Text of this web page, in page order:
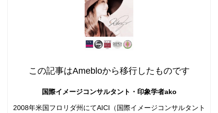
この記事はAmebloから移行したものです
国際イメージコンサルタント・印象学者ako
2008年米国フロリダ州にてAICI（国際イメージコンサルタント